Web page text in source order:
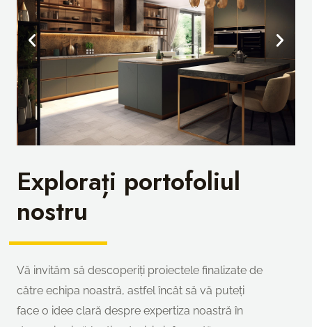
Explorați portofoliul
nostru
Vă invităm să descoperiți proiectele finalizate de
către echipa noastră, astfel încât să vă puteți
face o idee clară despre expertiza noastră în